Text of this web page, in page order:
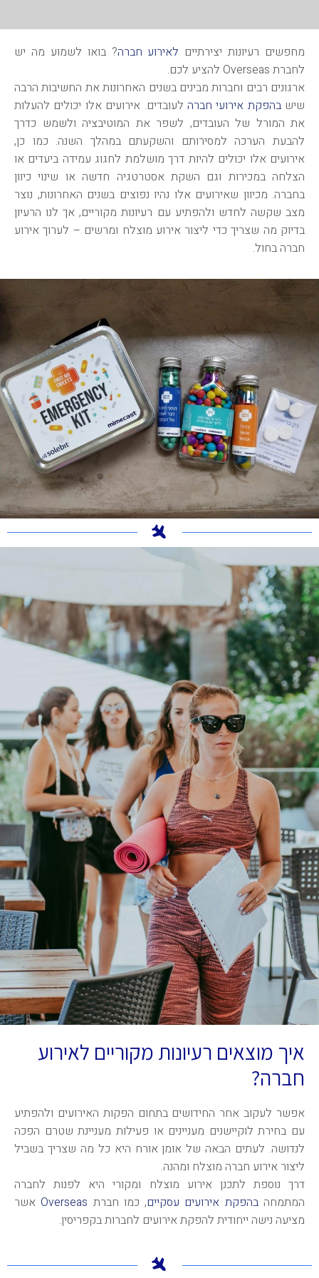
מחפשים רעיונות יצירתיים לאירוע חברה? בואו לשמוע מה יש
לחברת Overseas להציע לכם.
ארגונים רבים וחברות מבינים בשנים האחרונות את החשיבות הרבה
שישבהפקת אירועי חברה לעובדים. אירועים אלו יכולים להעלות
את המורל של העובדים, לשפר את המוטיבציה ולשמש כדרך
להבעת הערכה למסירותם והשקעתם במהלך השנה. כמו כן,
אירועים אלו יכולים להיות דרך מושלמת לחגוג עמידה ביעדים או
הצלחה במכירות וגם השקת אסטרטגיה חדשה או שינוי כיוון
בחברה. מכיוון שאירועים אלו נהיו נפוצים בשנים האחרונות, נוצר
מצב שקשה לחדש ולהפתיע עם רעיונות מקוריים, אך לנו הרעיון
בדיוק מה שצריך כדי ליצור אירוע מוצלח ומרשים – לערוך אירוע
חברה בחול.
איך מוצאים רעיונות מקוריים לאירוע
חברה?
אפשר לעקוב אחר החידושים בתחום הפקות האירועים ולהפתיע
עם בחירת לוקיישנים מעניינים או פעילות מעניינת שטרם הפכה
לנדושה. לעתים הבאה של אומן אורח היא כל מה שצריך בשביל
ליצור אירוע חברה מוצלח ומהנה.
דרך נוספת לתכנן אירוע מוצלח ומקורי היא לפנות לחברה
המתמחהבהפקת אירועים עסקיים, כמו חברת Overseasאשר
מציעה נישה ייחודית להפקת אירועים לחברות בקפריסין.